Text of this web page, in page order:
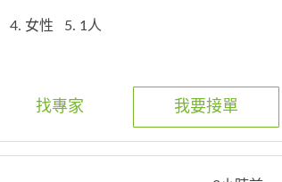
4. 女性
5. 1人
我要接單
找專家